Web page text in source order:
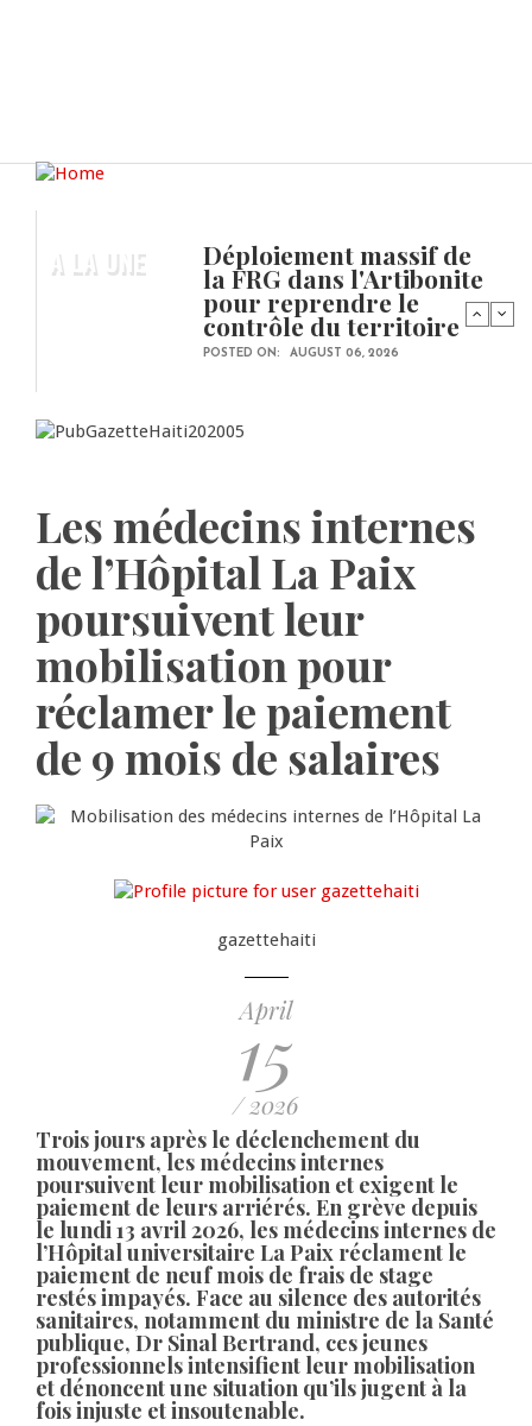
A LA UNE Déploiement massif de
la FRG dans l'Artibonite
pour reprendre le
contrôle du territoire
POSTED ON: AUGUST 06, 2026
Les médecins internes
de l’Hôpital La Paix
poursuivent leur
mobilisation pour
réclamer le paiement
de 9 mois de salaires
gazettehaiti
April
15
/ 2026
Trois jours après le déclenchement du
mouvement, les médecins internes
poursuivent leur mobilisation et exigent le
paiement de leurs arriérés. En grève depuis
le lundi 13 avril 2026, les médecins internes de
l’Hôpital universitaire La Paix réclament le
paiement de neuf mois de frais de stage
restés impayés. Face au silence des autorités
sanitaires, notamment du ministre de la Santé
publique, Dr Sinal Bertrand, ces jeunes
professionnels intensifient leur mobilisation
et dénoncent une situation qu’ils jugent à la
fois injuste et insoutenable.